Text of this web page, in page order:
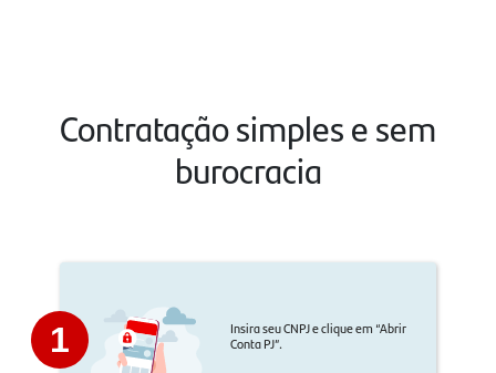
Contratação simples e sem
burocracia
1 Insira seu CNPJ e clique em “Abrir
Conta PJ”.